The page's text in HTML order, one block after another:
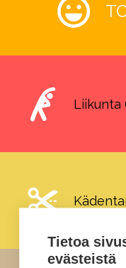
Liikunta
Tietoa
evästeistä